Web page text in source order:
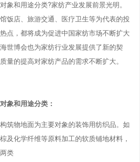
和用途分类?家纺产业发展前景光明。
饭店、旅游交通、医疗卫生等为代表的投
点，都将成为促进中国家纺市场不断扩大
世博会也为家纺行业发展提供了新的契
量的提高对家纺产品的需求不断扩大。
象和用途分类：
物地面为主要对象的装饰用纺织品。如
及化学纤维等原料加工的软质铺地材料，
类